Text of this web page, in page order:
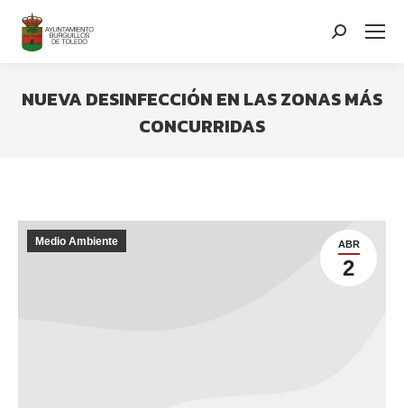
contenido
Search:
NUEVA DESINFECCIÓN EN LAS ZONAS MÁS
CONCURRIDAS
ABR
2
Medio Ambiente